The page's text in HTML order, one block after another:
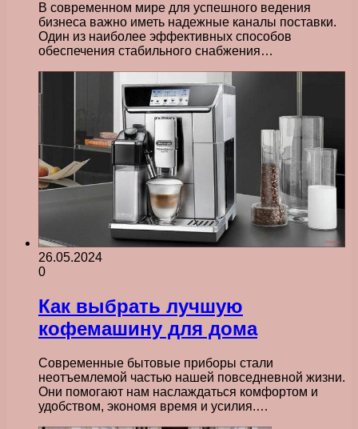
В современном мире для успешного ведения
бизнеса важно иметь надежные каналы поставки.
Один из наиболее эффективных способов
обеспечения стабильного снабжения…
26.05.2024
0
Как выбрать лучшую
кофемашину для дома
Современные бытовые приборы стали
неотъемлемой частью нашей повседневной жизни.
Они помогают нам наслаждаться комфортом и
удобством, экономя время и усилия.…